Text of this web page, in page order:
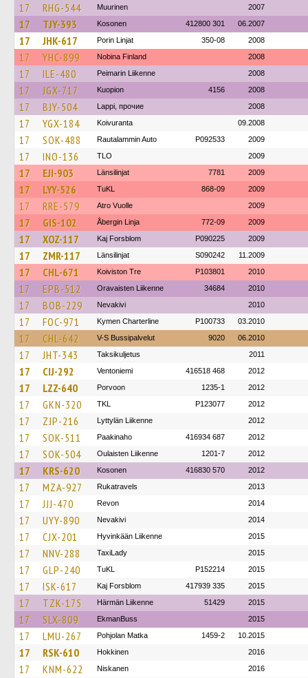
17 RHG-544 Muurinen 2007
17 TJY-393 Kosonen 412800 301 06.2007
17 JHK-617 Porin Linjat 350-08 2008
17 YHC-899 Nobina Finland 2008
17 ILE-480 Peimarin Liikenne 2008
17 JGX-717 Kuopion 4156 2008
17 BJY-504 Lappi, прочие 2008
17 YGX-184 Koivuranta 09.2008
17 SOK-488 Rautalammin Auto P092533 2009
17 INO-136 TLO 2009
17 EJI-903 Länsilinjat 7781 2009
17 LYY-526 TuKL 868-09 2009
17 RRE-579 Atro Vuolle 2009
17 GIS-102 Åbergin Linja 772-09 2009
17 XOZ-117 Kaj Forsblom P090225 2009
17 ZMR-117 Länsilinjat S090242 11.2009
17 CHL-671 Koiviston Tre P103801 2010
17 EPB-512 Oravaisten Liikenne 34684 2010
17 BOB-229 Nevakivi 2010
17 FOC-971 Kymen Charterline P100733 03.2010
17 CHL-642 V-S Bussipalvelut 9020 06.2010
17 JHT-343 Taksikuljetus 2011
17 CIJ-292 Ventoniemi 416518 468 2012
17 LZZ-640 Porvoon 1235-1 2012
17 GKN-320 TKL P123077 2012
17 ZJP-216 Lyttylän Liikenne 2012
17 SOK-511 Paakinaho 416934 687 2012
17 SOK-504 Oulaisten Liikenne 1201-7 2012
17 KRS-620 Kosonen 416830 570 2012
17 MZA-927 Rukatravels 2013
17 JJJ-470 Revon 2014
17 UYY-890 Nevakivi 2014
17 CJX-201 Hyvinkään Liikenne 2015
17 NNV-288 TaxiLady 2015
17 GLP-240 TuKL P152214 2015
17 ISK-617 Kaj Forsblom 417939 335 2015
17 TZK-175 Härmän Liikenne 51429 2015
17 SLX-809 EkmanBuss 2015
17 LMU-267 Pohjolan Matka 1459-2 10.2015
17 RSK-610 Hokkinen 2016
17 KNM-622 Niskanen 2016